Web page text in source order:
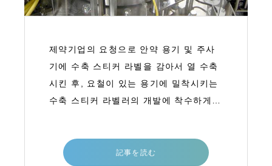
제약기업의 요청으로 안약 용기 및 주사
기에 수축 스티커 라벨을 감아서 열 수축
시킨 후, 요철이 있는 용기에 밀착시키는
수축 스티커 라벨러의 개발에 착수하게
년에 납품됐다. 그 수축 스티커
記事を読む